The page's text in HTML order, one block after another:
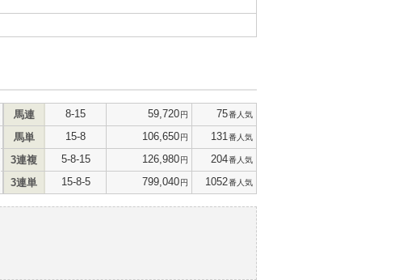
馬連 8-15 59,720円 75番人気
馬単 15-8 106,650円 131 番人気
3連複 5-8-15 126,980円 204番人気
3連単 15-8-5 799,040円 1052番人気